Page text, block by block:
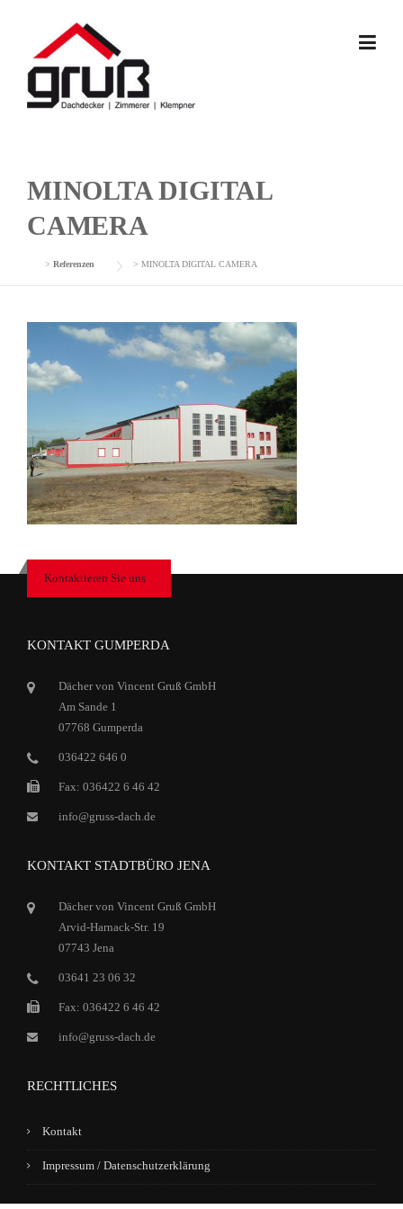
MINOLTA DIGITAL
CAMERA
> Referenzen > MINOLTA DIGITAL CAMERA
Kontaktieren Sie uns
KONTAKT GUMPERDA
Dächer von Vincent Gruß GmbH
Am Sande 1
07768 Gumperda
036422 646 0
Fax: 036422 6 46 42
info@gruss-dach.de
KONTAKT STADTBÜRO JENA
Dächer von Vincent Gruß GmbH
Arvid-Harnack-Str. 19
07743 Jena
03641 23 06 32
Fax: 036422 6 46 42
info@gruss-dach.de
RECHTLICHES
Kontakt
Impressum / Datenschutzerklärung